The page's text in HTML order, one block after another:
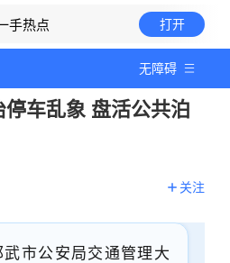
手热点 打开
无障碍
车乱象 盘活公共泊
关注
武市公安局交通管理大